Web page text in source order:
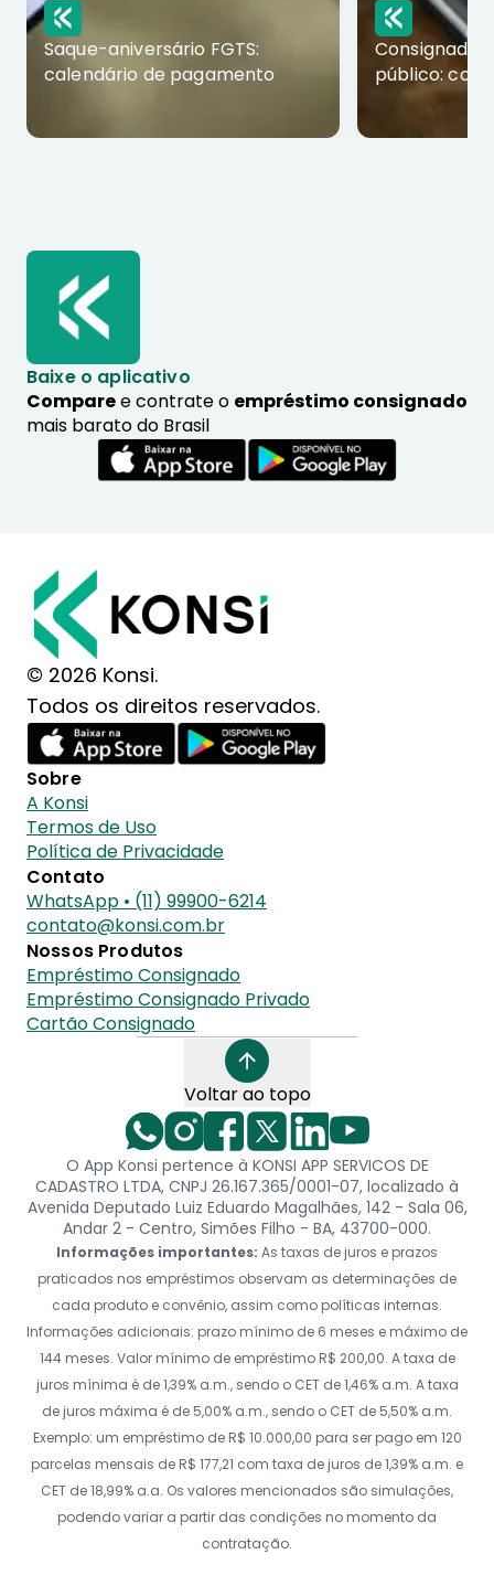
Saque-aniversário FGTS:
calendário de pagamento
Consignado
público:
Baixe o aplicativo
Comparee contrate o empréstimo consignado
mais barato do Brasil
© 2026 Konsi.
Todos os direitos reservados.
Sobre
A Konsi
Termos de Uso
Política de Privacidade
Contato
WhatsApp • (11) 99900-6214
contato@konsi.com.br
Nossos Produtos
Empréstimo Consignado
Empréstimo Consignado Privado
Cartão Consignado
Voltar ao topo
O App Konsi pertence à KONSI APP SERVICOS DE
CADASTRO LTDA, CNPJ 26.167.365/0001-07, localizado à
Avenida Deputado Luiz Eduardo Magalhães, 142 - Sala 06,
Andar 2 - Centro, Simões Filho - BA, 43700-000.
Informações importantes: As taxas de juros e prazos
praticados nos empréstimos observam as determinações de
cada produto e convênio, assim como políticas internas.
Informações adicionais: prazo mínimo de 6 meses e máximo de
144 meses. Valor mínimo de empréstimo R$ 200,00. A taxa de
juros mínima é de 1,39% a.m., sendo o CET de 1,46% a.m. A taxa
de juros máxima é de 5,00% a.m., sendo o CET de 5,50% a.m.
Exemplo: um empréstimo de R$ 10.000,00 para ser pago em 120
parcelas mensais de R$ 177,21 com taxa de juros de 1,39% a.m. e
CET de 18,99% a.a. Os valores mencionados são simulações,
podendo variar a partir das condições no momento da
contratação.